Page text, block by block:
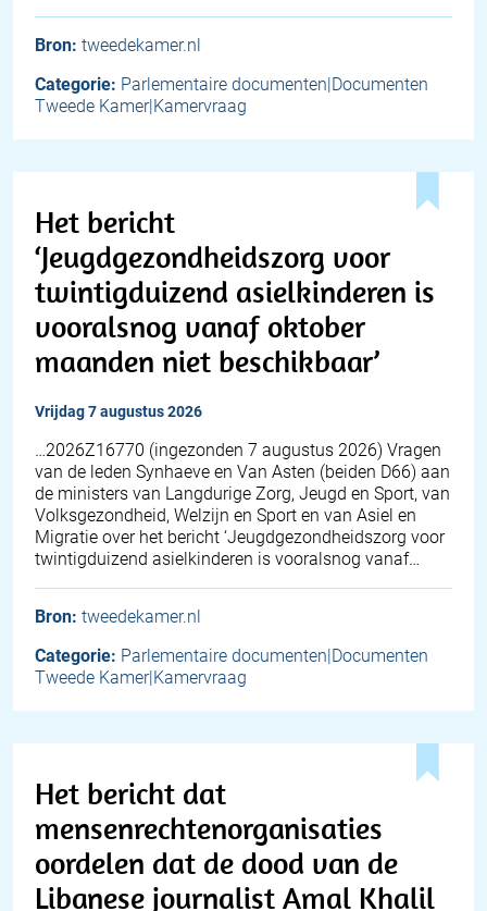
Bron: tweedekamer.nl
Categorie: Parlementaire documenten|Documenten
Tweede Kamer|Kamervraag
Het bericht
‘Jeugdgezondheidszorg voor
twintigduizend asielkinderen is
vooralsnog vanaf oktober
maanden niet beschikbaar’
vrijdag 7 augustus 2026
… 2026Z16770 (ingezonden 7 augustus 2026) Vragen
van de leden Synhaeve en Van Asten (beiden D66) aan
de ministers van Langdurige Zorg, Jeugd en Sport, van
Volksgezondheid, Welzijn en Sport en van Asiel en
Migratie over het bericht ‘Jeugdgezondheidszorg voor
twintigduizend asielkinderen is vooralsnog vanaf…
Bron: tweedekamer.nl
Categorie: Parlementaire documenten|Documenten
Tweede Kamer|Kamervraag
Het bericht dat
mensenrechtenorganisaties
oordelen dat de dood van de
Libanese journalist Amal Khalil